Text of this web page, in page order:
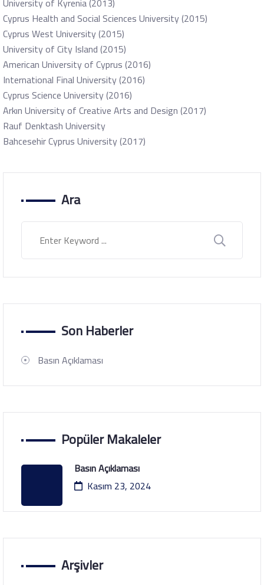
Cyprus Health and Social Sciences University (2015)
Cyprus West University (2015)
University of City Island (2015)
American University of Cyprus (2016)
International Final University (2016)
Cyprus Science University (2016)
Arkın University of Creative Arts and Design (2017)
Rauf Denktash University
Bahcesehir Cyprus University (2017)
Ara
Son Haberler
Basın Açıklaması
Popüler Makaleler
Basın Açıklaması
Kasım 23, 2024
Arşivler